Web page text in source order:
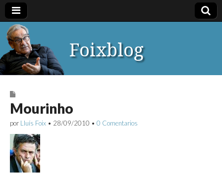
Foixblog
Mourinho
por Lluís Foix • 28/09/2010 • 0 Comentarios